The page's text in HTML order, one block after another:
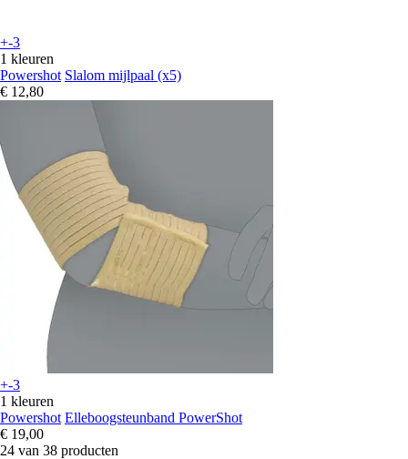
+-3
1 kleuren
Powershot Slalom mijlpaal (x5)
€ 12,80
+-3
1 kleuren
Powershot Elleboogsteunband PowerShot
€ 19,00
24 van 38 producten